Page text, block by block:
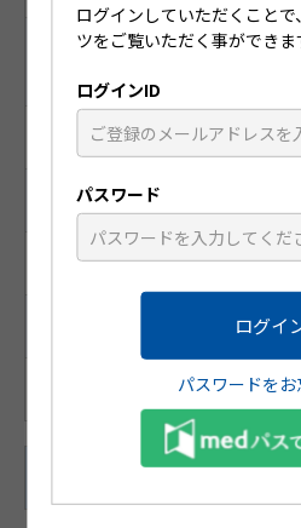
レセプト電算
SS515
統一商品コ
188-
ログインしていただくこと
ツをご覧いただく事ができま
ログインID
パスワード
パスワードを